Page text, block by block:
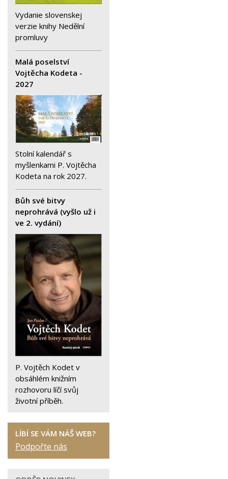
Vydanie slovenskej
verzie knihy Nedělní
promluvy
Malá poselství
Vojtěcha Kodeta -
2027
Stolní kalendář s
myšlenkami P. Vojtěcha
Kodeta na rok 2027.
Bůh své bitvy
neprohrává (vyšlo už i
ve 2. vydání)
P. Vojtěch Kodet v
obsáhlém knižním
rozhovoru líčí svůj
životní příběh.
LÍBÍ SE VÁM NÁŠ WEB?
Podpořte nás